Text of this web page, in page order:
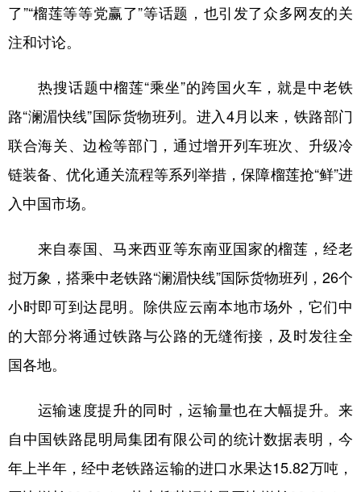
了”“榴莲等等党赢了”等话题，也引发了众多网友的关
注和讨论。
热搜话题中榴莲“乘坐”的跨国火车，就是中老铁
路“澜湄快线”国际货物班列。进入4月以来，铁路部门
联合海关、边检等部门，通过增开列车班次、升级冷
链装备、优化通关流程等系列举措，保障榴莲抢“鲜”进
入中国市场。
来自泰国、马来西亚等东南亚国家的榴莲，经老
挝万象，搭乘中老铁路“澜湄快线”国际货物班列，26个
小时即可到达昆明。除供应云南本地市场外，它们中
的大部分将通过铁路与公路的无缝衔接，及时发往全
国各地。
运输速度提升的同时，运输量也在大幅提升。来
自中国铁路昆明局集团有限公司的统计数据表明，今
年上半年，经中老铁路运输的进口水果达15.82万吨，